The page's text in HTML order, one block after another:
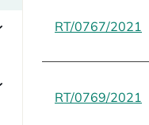
RT/0767/2021
RT/0769/2021